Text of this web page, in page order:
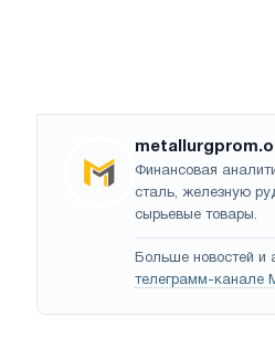
Финансовая
сталь, железную
сырьевые товары.
Больше новостей и
телеграмм-канале